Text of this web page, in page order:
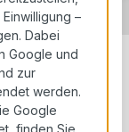
–
Dabei
Google und
zur
werden.
Google
finden Sie